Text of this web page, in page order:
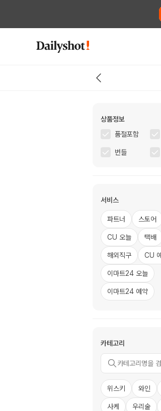
상품정보
품절포함
번들
서비스
파트너 스토어
CU 오늘 택배
해외직구 CU
이마트24 오늘
이마트24 예약
카테고리
위스키 와인
사케 우리술